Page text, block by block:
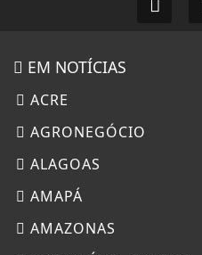
EM NOTÍCIAS
ACRE
AGRONEGÓCIO
ALAGOAS
AMAPÁ
AMAZONAS